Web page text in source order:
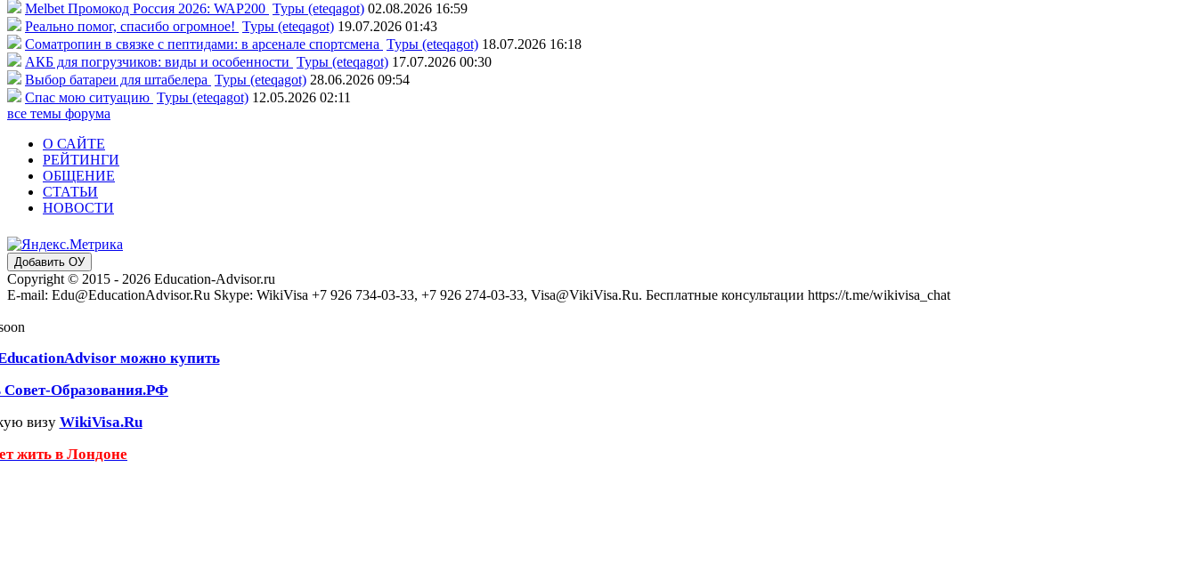
Melbet Промокод Россия 2026: WAP200 Туры (eteqagot) 02.08.2026 16:59
Реально помог, спасибо огромное! Туры (eteqagot) 19.07.2026 01:43
Соматропин в связке с пептидами: в арсенале спортсмена Туры (eteqagot) 18.07.2026 16:18
АКБ для погрузчиков: виды и особенности Туры (eteqagot) 17.07.2026 00:30
Выбор батареи для штабелера Туры (eteqagot) 28.06.2026 09:54
Спас мою ситуацию Туры (eteqagot) 12.05.2026 02:11
все темы форума
О САЙТЕ
РЕЙТИНГИ
ОБЩЕНИЕ
СТАТЬИ
НОВОСТИ
Добавить ОУ
Copyright © 2015 - 2026 Education-Advisor.ru
E-mail: Edu@EducationAdvisor.Ru Skype: WikiVisa +7 926 734-03-33, +7 926 274-03-33, Visa@VikiVisa.Ru. Бесплатные консультации https://t.me/wikivisa_chat
можно купить
Совет-Образования.РФ
визу WikiVisa.Ru
жить в Лондоне